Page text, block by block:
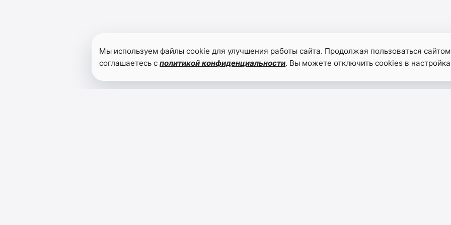
Мы используем файлы cookie для улучшения работы сайта. Продолжая пользоваться
соглашаетесь сполитикой конфиденциальности. Вы можете отключить cookies в